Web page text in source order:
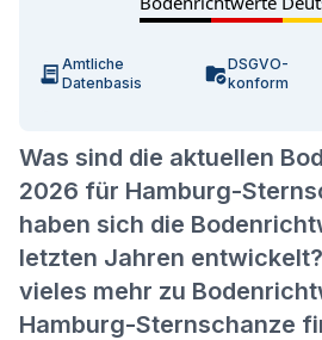
Was sind die aktuellen
2026 für Hamburg-
haben sich die
letzten Jahren
vieles mehr zu
Hamburg-Sternschanze
Amtliche
Datenbasis
DSGVO-
konform